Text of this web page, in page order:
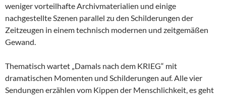
weniger vorteilhafte Archivmaterialien und einige
nachgestellte Szenen parallel zu den Schilderungen der
Zeitzeugen in einem technisch modernen und zeitgemäßen
Gewand.
Thematisch wartet „Damals nach dem KRIEG“ mit
dramatischen Momenten und Schilderungen auf. Alle vier
Sendungen erzählen vom Kippen der Menschlichkeit, es geht